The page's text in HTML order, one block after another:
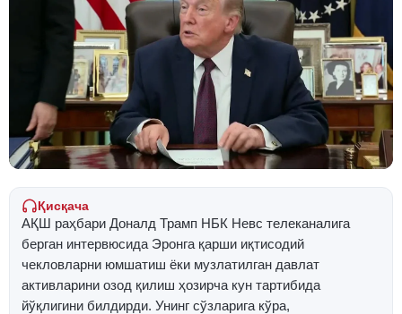
Қисқача
АҚШ раҳбари Доналд Трамп НБК Невс телеканалига
берган интервюсида Эронга қарши иқтисодий
чекловларни юмшатиш ёки музлатилган давлат
активларини озод қилиш ҳозирча кун тартибида
йўқлигини билдирди. Унинг сўзларига кўра,